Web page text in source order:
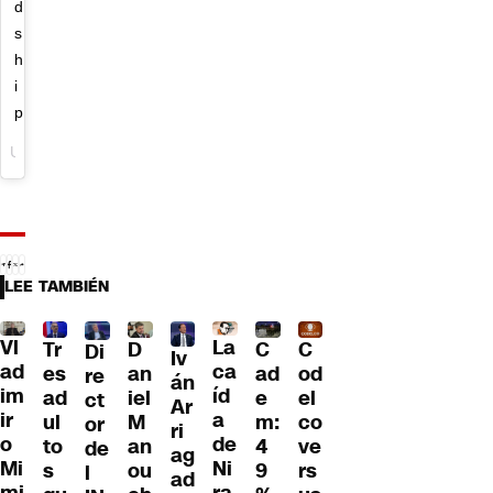
d
s
h
i
p
LEE TAMBIÉN
Vl
ad
im
ir
o
Mi
Tr
es
ad
ul
to
s
Di
re
ct
or
de
l
D
an
iel
M
an
ou
Iv
án
Ar
ri
ag
ad
La
ca
íd
a
de
Ni
C
ad
e
m:
4
9
C
od
el
co
ve
rs